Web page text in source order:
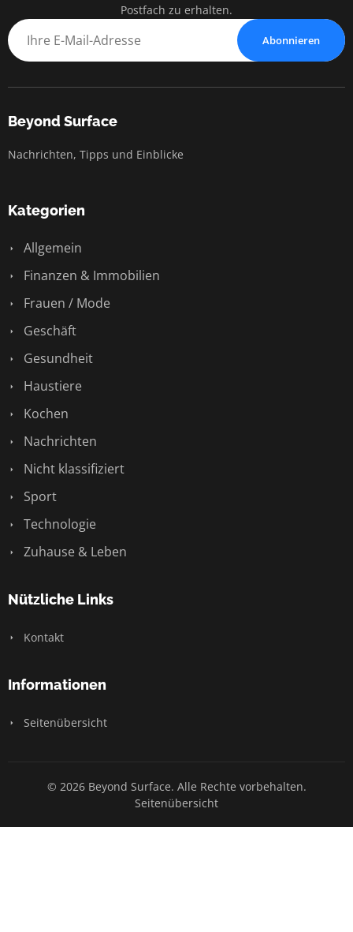
Postfach zu erhalten.
Abonnieren
Beyond Surface
Nachrichten, Tipps und Einblicke
Kategorien
Allgemein
Finanzen & Immobilien
Frauen / Mode
Geschäft
Gesundheit
Haustiere
Kochen
Nachrichten
Nicht klassifiziert
Sport
Technologie
Zuhause & Leben
Nützliche Links
Kontakt
Informationen
Seitenübersicht
© 2026 Beyond Surface. Alle Rechte vorbehalten.
Seitenübersicht